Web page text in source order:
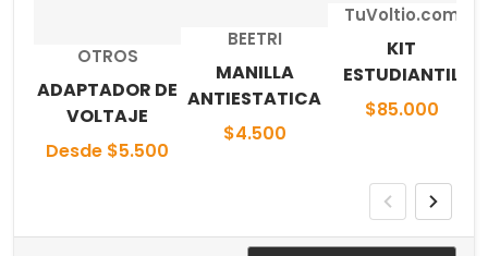
Proveedor:
OTROS
ADAPTADOR DE
VOLTAJE
Desde $5.500
Proveedor:
BEETRI
MANILLA
ANTIESTATICA
$4.500
Proveedor:
TuVoltio.com
KIT
ESTUDIANTIL
$85.000